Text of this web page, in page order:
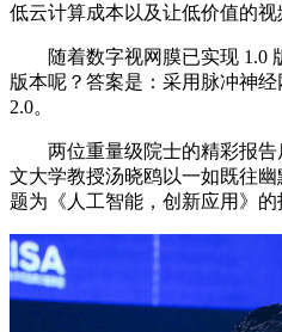
低云计算成本以及让低价值的视
随着数字视网膜已实现 1.0
版本呢？答案是：采用脉冲神
2.0。
两位重量级院士的精彩报告
文大学教授汤晓鸥以一如既往
题为《人工智能，创新应用》的